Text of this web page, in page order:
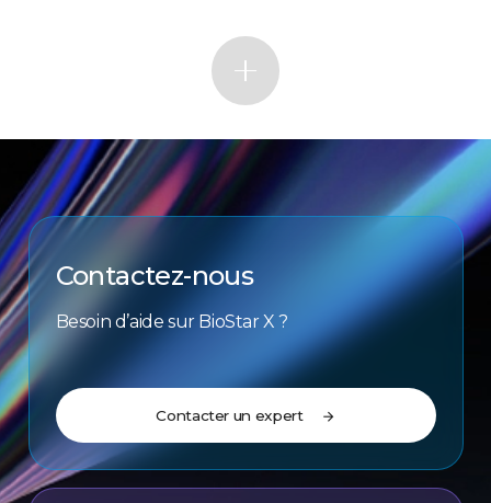
Contactez-nous
Besoin d’aide sur BioStar X ?
Contacter un expert arrow_forward